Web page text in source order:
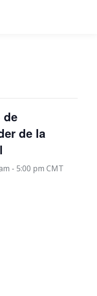
de
de la
- 5:00 pm CMT